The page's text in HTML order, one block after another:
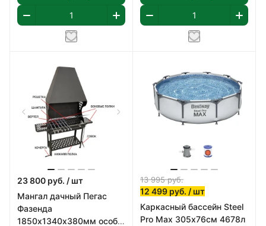
23 800 руб. / шт
Мангал дачный Пегас
Фазенда
1850х1340х380мм особо
13 995руб.
12 499 руб. / шт
Каркасный бассейн Steel
Pro Max 305х76см 4678л